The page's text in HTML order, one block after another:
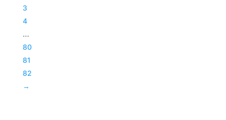
3
4
…
80
81
82
→